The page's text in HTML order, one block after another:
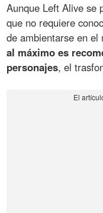
Aunque Left Alive se
que no requiere
de ambientarse en el
al máximo es
personajes, el